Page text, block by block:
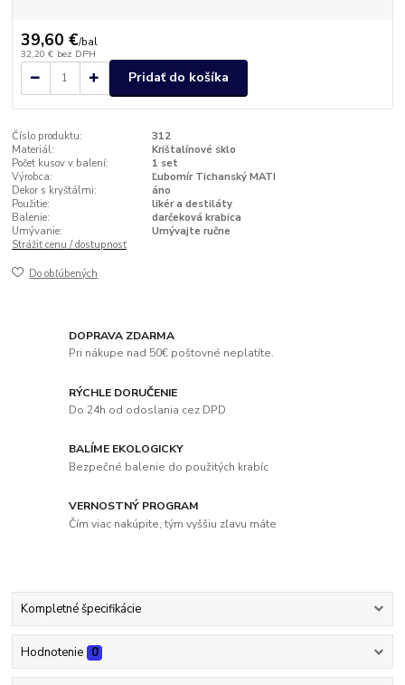
39,60 €/bal
32,20 € bez DPH
Pridať do košíka
Číslo produktu:
312
Materiál:
Krištalínové sklo
Počet kusov v balení:
1 set
Výrobca:
Ľubomír Tichanský MATI
Dekor s kryštálmi:
áno
Použitie:
likér a destiláty
Balenie:
darčeková krabica
Umývanie:
Umývajte ručne
Strážiť cenu / dostupnosť
Do obľúbených
DOPRAVA ZDARMA
Pri nákupe nad 50€ poštovné neplatíte.
RÝCHLE DORUČENIE
Do 24h od odoslania cez DPD
BALÍME EKOLOGICKY
Bezpečné balenie do použitých krabíc
VERNOSTNÝ PROGRAM
Čím viac nakúpite, tým vyššiu zľavu máte
Kompletné špecifikácie
Hodnotenie 0